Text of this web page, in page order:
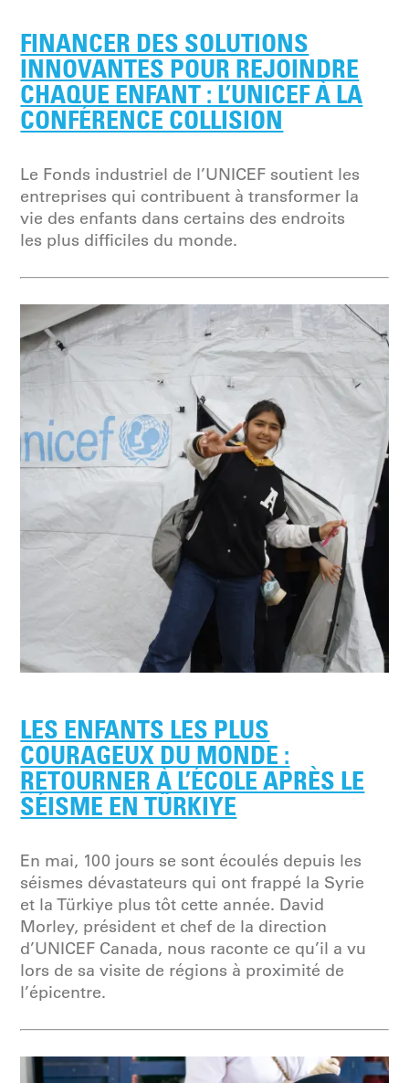
FINANCER DES SOLUTIONS
INNOVANTES POUR REJOINDRE
CHAQUE ENFANT : L’UNICEF À LA
CONFÉRENCE COLLISION
Le Fonds industriel de l’UNICEF soutient les
entreprises qui contribuent à transformer la
vie des enfants dans certains des endroits
les plus difficiles du monde.
LES ENFANTS LES PLUS
COURAGEUX DU MONDE :
RETOURNER À L’ÉCOLE APRÈS LE
SÉISME EN TÜRKIYE
En mai, 100 jours se sont écoulés depuis les
séismes dévastateurs qui ont frappé la Syrie
et la Türkiye plus tôt cette année. David
Morley, président et chef de la direction
d’UNICEF Canada, nous raconte ce qu’il a vu
lors de sa visite de régions à proximité de
l’épicentre.